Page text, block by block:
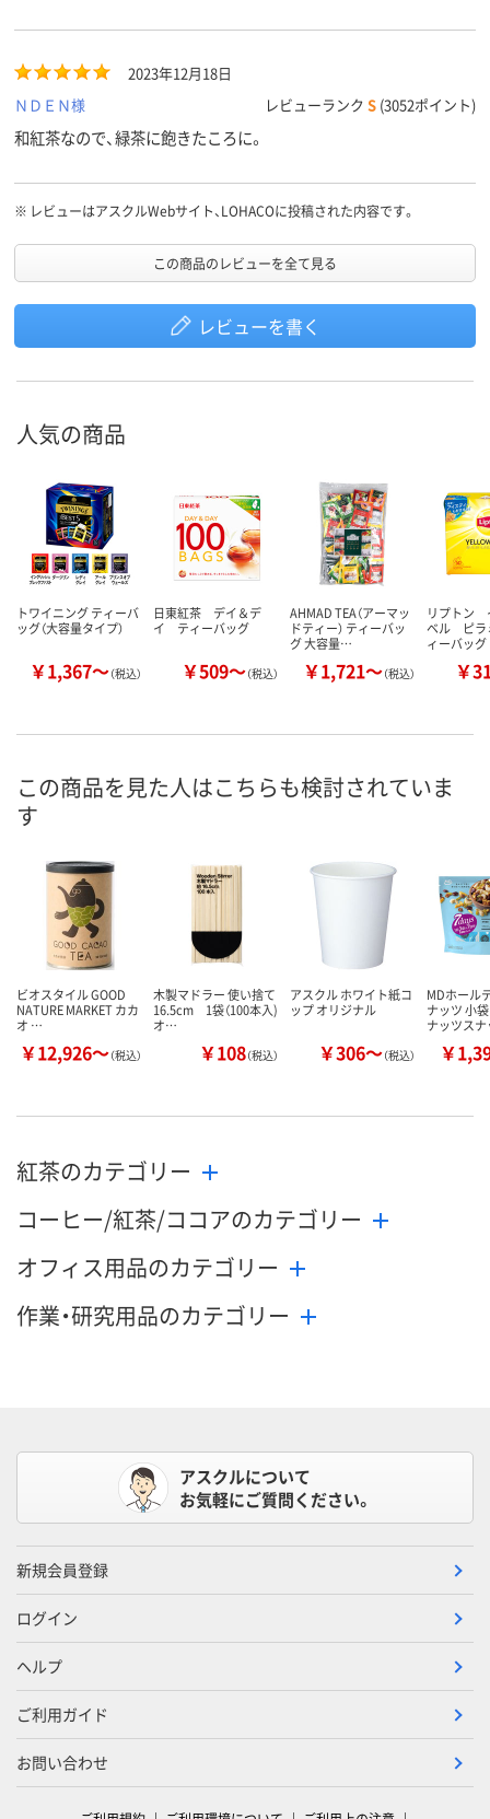
2023年12月18日
ＮＤＥＮ様
レビューランク S (3052ポイント)
和紅茶なので、緑茶に飽きたころに。
※ レビューはアスクルWebサイト、LOHACOに投稿された内容です。
この商品のレビューを全て見る
レビューを書く
人気の商品
トワイニング ティーバ
ッグ（大容量タイプ）
￥1,367～（税込）
日東紅茶 デイ＆デ
イ ティーバッグ
￥509～（税込）
AHMAD TEA（アーマッ
ドティー） ティーバッ
グ 大容量…
￥1,721～（税込）
リプトン
ベル ピラ
ィーバッグ
￥
この商品を見た人はこちらも検討されていま
す
ビオスタイル GOOD
NATURE MARKET カカ
オ …
￥12,926～（税込）
木製マドラー 使い捨て
16.5cm 1袋（100本入)
オ…
￥108（税込）
アスクル ホワイト紙コ
ップ オリジナル
￥306～（税込）
MDホール
ナッツ 小
ナッツス
￥
紅茶のカテゴリー
コーヒー/紅茶/ココアのカテゴリー
オフィス用品のカテゴリー
作業・研究用品のカテゴリー
アスクルについて
お気軽にご質問ください。
新規会員登録
ログイン
ヘルプ
ご利用ガイド
お問い合わせ